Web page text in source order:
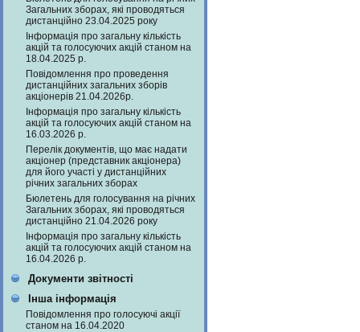
Загальних зборах, які проводяться
дистанційно 23.04.2025 року
Інформація про загальну кількість
акцій та голосуючих акцій станом на
18.04.2025 р.
Повідомлення про проведення
дистанційних загальних зборів
акціонерів 21.04.2026р.
Інформація про загальну кількість
акцій та голосуючих акцій станом на
16.03.2026 р.
Перелік документів, що має надати
акціонер (представник акціонера)
для його участі у дистанційних
річних загальних зборах
Бюлетень для голосування на річних
Загальних зборах, які проводяться
дистанційно 21.04.2026 року
Інформація про загальну кількість
акцій та голосуючих акцій станом на
16.04.2026 р.
Документи звітності
Інша інформація
Повідомлення про голосуючі акції
станом на 16.04.2020